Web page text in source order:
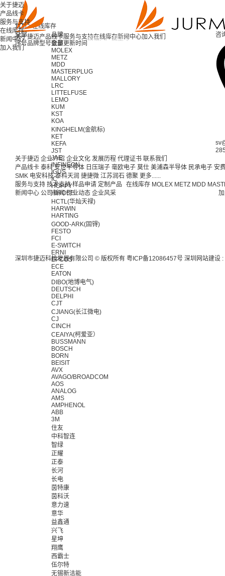
关于捷迈产品线卡服务与支持在线库存新闻中心加入我们
关于捷迈
产品线卡
服务与支持
在线库存
新闻中心
加入我们
首页 >在线库存
咨
全部
品牌
全部
MOLEX
METZ
MDD
MASTERPLUG
MALLORY
LRC
LITTELFUSE
LEMO
KUM
KST
KOA
KINGHELM(金航标)
KET
KEFA
JST
JAE
INFINEON
IGUS
IC
HOPPY
HIROSE
HCTL(华灿天禄)
HARWIN
HARTING
GOOD-ARK(固锝)
FESTO
FCI
E-SWITCH
ERNI
EPCOS
ECE
EATON
DIBO(地博电气)
DEUTSCH
DELPHI
CJT
CJIANG(长江微电)
CJ
CINCH
CEAIYA(柯爱亚）
BUSSMANN
BOSCH
BORN
BEISIT
AVX
AVAGO/BROADCOM
AOS
ANALOG
AMS
AMPHENOL
ABB
3M
住友
中科智连
智绿
正耀
正泰
长河
长电
茵特康
茵科沃
意力速
意华
益鑫通
兴飞
星坤
翔鹰
西霸士
伍尔特
无锡新洁能
序号品牌型号数量更新时间
关于捷迈 企业介绍 企业文化 发展历程 代理证书 联系我们
产品线卡 泰科 安世半导体 日压瑞子 毫欧电子 莫仕 美浦森半导体 民承电子 安
SMK 电安科技 泰科天润 捷捷微 江苏润石 德聚 更多......
服务与支持 技术支持 样品申请 定制产品 在线库存 MOLEX METZ MDD
新闻中心 公司新闻 行业动态 企业风采
深圳市捷迈科技发展有限公司 © 版权所有 粤ICP备12086457号 深圳网站建设 :